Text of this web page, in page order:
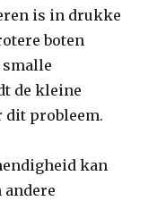
is in drukke
boten
smalle
de kleine
dit probleem.
kan
andere